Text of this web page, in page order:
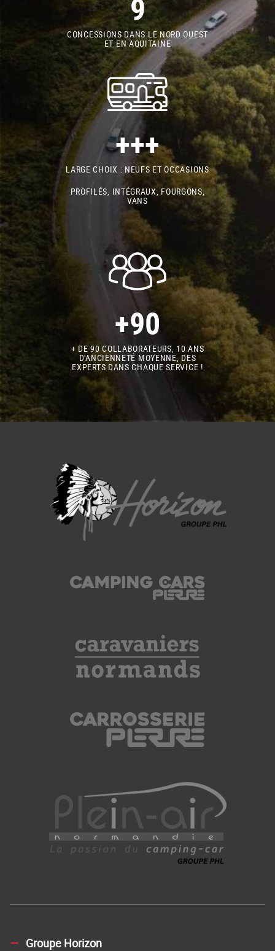
CONCESSIONS DANS LE NORD OUEST
ET EN AQUITAINE
+++
LARGE CHOIX : NEUFS ET OCCASIONS
PROFILÉS, INTÉGRAUX, FOURGONS,
VANS
+90
+ DE 90 COLLABORATEURS, 10 ANS
D'ANCIENNETÉ MOYENNE, DES
EXPERTS DANS CHAQUE SERVICE !
Groupe Horizon